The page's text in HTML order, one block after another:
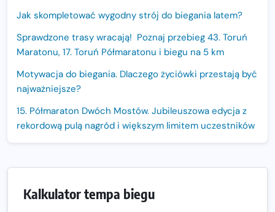
Jak skompletować wygodny strój do biegania latem?
Sprawdzone trasy wracają! Poznaj przebieg 43. Toruń
Maratonu, 17. Toruń Półmaratonu i biegu na 5 km
Motywacja do biegania. Dlaczego życiówki przestają być
najważniejsze?
15. Półmaraton Dwóch Mostów. Jubileuszowa edycja z
rekordową pulą nagród i większym limitem uczestników
Oficjalna koszulka LOTTO 25. Poznań Maratonu!
Kalkulator tempa biegu